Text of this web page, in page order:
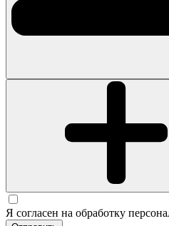
Я согласен на обработку